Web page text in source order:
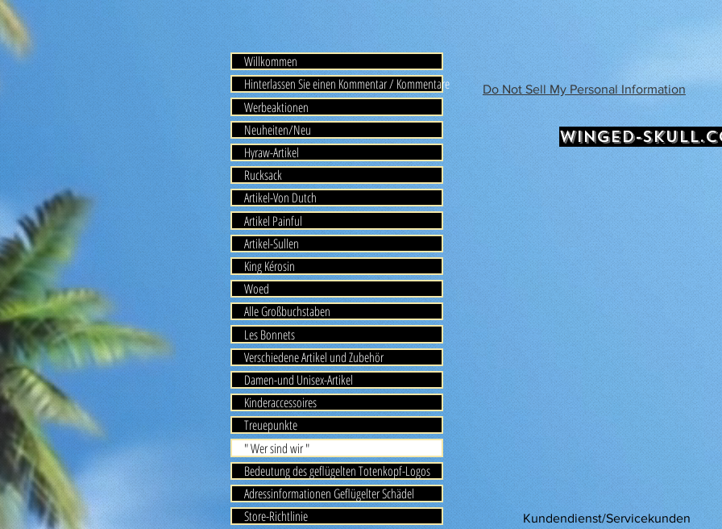
Willkommen
Hinterlassen Sie einen Kommentar / Kommentare
Werbeaktionen
Neuheiten/Neu
Hyraw-Artikel
Rucksack
Artikel-Von Dutch
Artikel Painful
Artikel-Sullen
King Kérosin
Woed
Alle Großbuchstaben
Les Bonnets
Verschiedene Artikel und Zubehör
Damen-und Unisex-Artikel
Kinderaccessoires
Treuepunkte
" Wer sind wir "
Bedeutung des geflügelten Totenkopf-Logos
Adressinformationen Geflügelter Schädel
Store-Richtlinie
Do Not Sell My Personal Information
WINGED-
Kundendienst/Servicekunden